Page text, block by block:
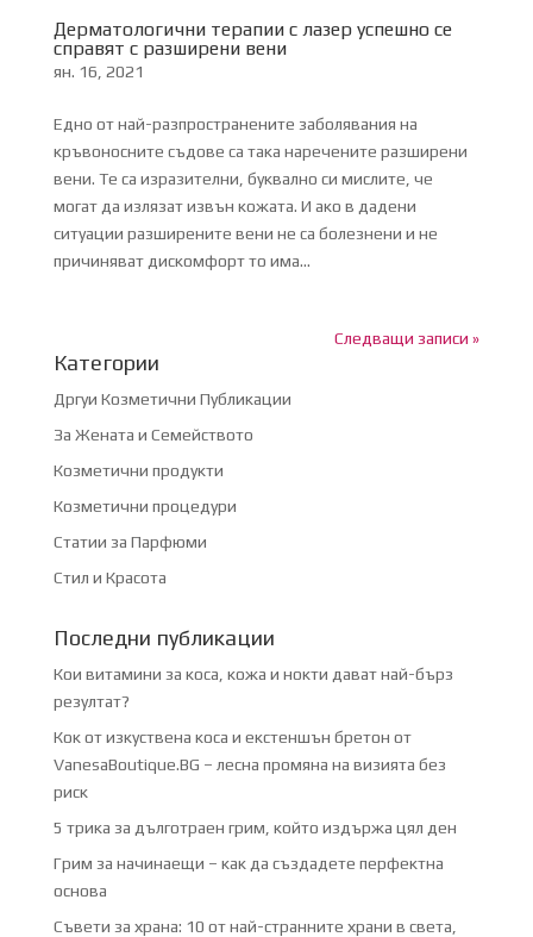
Дерматологични терапии с лазер успешно се
справят с разширени вени
ян. 16, 2021
Едно от най-разпространените заболявания на
кръвоносните съдове са така наречените разширени
вени. Те са изразителни, буквално си мислите, че
могат да излязат извън кожата. И ако в дадени
ситуации разширените вени не са болезнени и не
причиняват дискомфорт то има...
Следващи записи »
Категории
Дргуи Козметични Публикации
За Жената и Семейството
Козметични продукти
Козметични процедури
Статии за Парфюми
Стил и Красота
Последни публикации
Кои витамини за коса, кожа и нокти дават най-бърз
резултат?
Кок от изкуствена коса и екстеншън бретон от
VanesaBoutique.BG – лесна промяна на визията без
риск
5 трика за дълготраен грим, който издържа цял ден
Грим за начинаещи – как да създадете перфектна
основа
Съвети за храна: 10 от най-странните храни в света,